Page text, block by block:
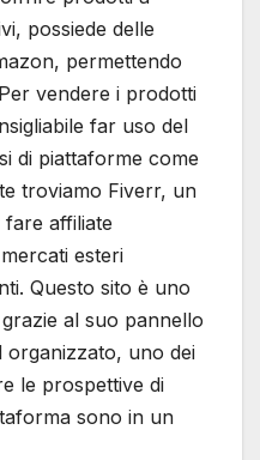
possiede delle
permettendo
vendere i prodotti
far uso del
di piattaforme come
troviamo Fiverr, un
affiliate
esteri
Questo sito è uno
al suo pannello
organizzato, uno dei
le prospettive di
sono in un